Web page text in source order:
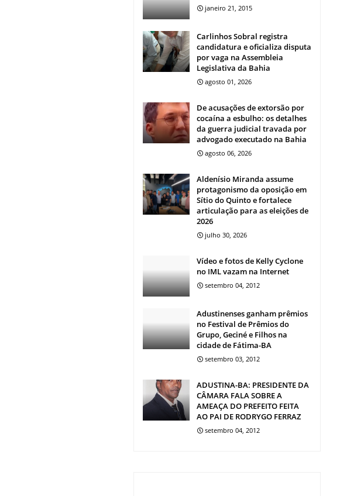
janeiro 21, 2015
Carlinhos Sobral registra
candidatura e oficializa disputa
por vaga na Assembleia
Legislativa da Bahia
agosto 01, 2026
De acusações de extorsão por
cocaína a esbulho: os detalhes
da guerra judicial travada por
advogado executado na Bahia
agosto 06, 2026
Aldenísio Miranda assume
protagonismo da oposição em
Sítio do Quinto e fortalece
articulação para as eleições de
2026
julho 30, 2026
Vídeo e fotos de Kelly Cyclone
no IML vazam na Internet
setembro 04, 2012
Adustinenses ganham prêmios
no Festival de Prêmios do
Grupo, Geciné e Filhos na
cidade de Fátima-BA
setembro 03, 2012
ADUSTINA-BA: PRESIDENTE DA
CÂMARA FALA SOBRE A
AMEAÇA DO PREFEITO FEITA
AO PAI DE RODRYGO FERRAZ
setembro 04, 2012